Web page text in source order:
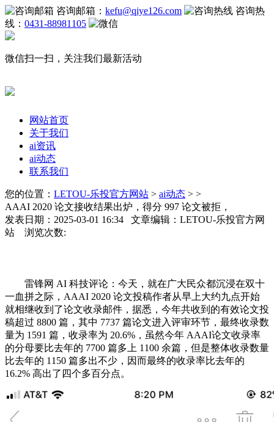
咨询邮箱： kefu@qiye126.com
咨询热
线： 0431-88981105
微信扫一扫，关注我们最新活动
网站首页
关于我们
ai资讯
ai动态
联系我们
您的位置： LETOU-乐投官方网站 > ai动态 > >
AAAI 2020 论文接收结果出炉，得分 997 论文被拒，
发表日期：2025-03-01 16:34 文章编辑：LETOU-乐投官方网
站 浏览次数:
雷锋网 AI 科技评论：今天，就在广大民众都沉浸在双十
一血拼之际，AAAI 2020 论文投稿作者从早上大约九点开始
就相继收到了论文收录邮件，据悉，今年共收到的有效论文投
稿超过 8800 篇，其中 7737 篇论文进入评审环节，最终收录数
量为 1591 篇，收录率为 20.6%，虽然今年 AAAI论文收录率
的分母要比去年的 7700 篇多上 1100 余篇，但是整体收录数量
比去年的 1150 篇多出不少，因而最终的收录率比去年的
16.2% 高出了四个多百分点。